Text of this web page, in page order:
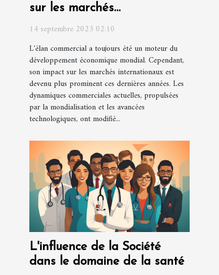
sur les marchés
14 septembre 2023 02:10
L'élan commercial a toujours été un moteur du
développement économique mondial. Cependant,
son impact sur les marchés internationaux est
devenu plus prominent ces dernières années. Les
dynamiques commerciales actuelles, propulsées
par la mondialisation et les avancées
technologiques, ont modifié...
L'influence de la Société
dans le domaine de la santé